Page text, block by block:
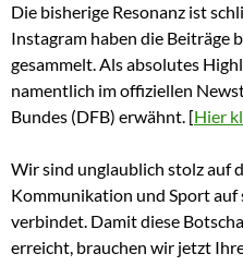
Die bisherige Resonanz ist
Instagram haben die Beiträge
gesammelt. Als absolutes
namentlich im offiziellen
Bundes (DFB) erwähnt. [Hier
Wir sind unglaublich stolz auf
Kommunikation und Sport auf
verbindet. Damit diese
erreicht, brauchen wir jetzt